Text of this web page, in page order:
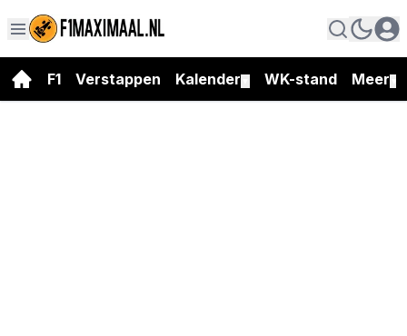
F1 Verstappen Kalender WK-stand Meer